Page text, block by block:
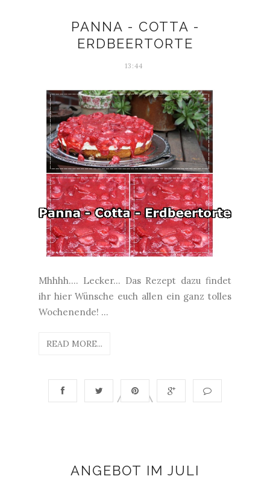
PANNA - COTTA -
ERDBEERTORTE
13:44
Mhhhh.... Lecker... Das Rezept dazu findet
ihr hier Wünsche euch allen ein ganz tolles
Wochenende! ...
READ MORE...
ANGEBOT IM JULI